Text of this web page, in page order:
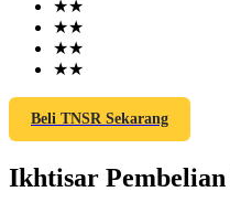
COIN-M Berjangka
★★
★★
★★
★★
Beli TNSR Sekarang
Ikhtisar Pembelian